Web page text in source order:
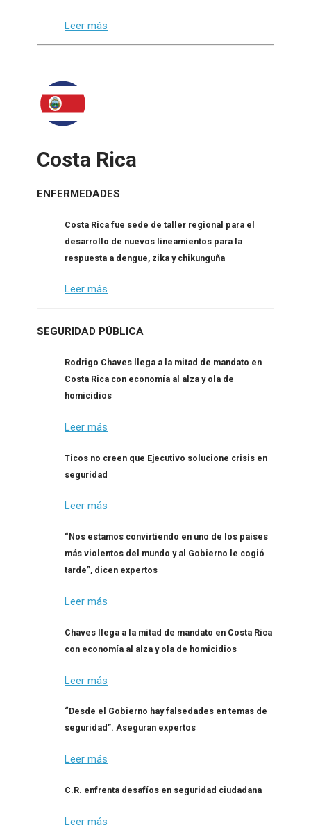
Leer más
Costa Rica
ENFERMEDADES
Costa Rica fue sede de taller regional para el
desarrollo de nuevos lineamientos para la
respuesta a dengue, zika y chikunguña
Leer más
SEGURIDAD PÚBLICA
Rodrigo Chaves llega a la mitad de mandato en
Costa Rica con economía al alza y ola de
homicidios
Leer más
Ticos no creen que Ejecutivo solucione crisis en
seguridad
Leer más
“Nos estamos convirtiendo en uno de los países
más violentos del mundo y al Gobierno le cogió
tarde”, dicen expertos
Leer más
Chaves llega a la mitad de mandato en Costa Rica
con economía al alza y ola de homicidios
Leer más
“Desde el Gobierno hay falsedades en temas de
seguridad”. Aseguran expertos
Leer más
C.R. enfrenta desafíos en seguridad ciudadana
Leer más